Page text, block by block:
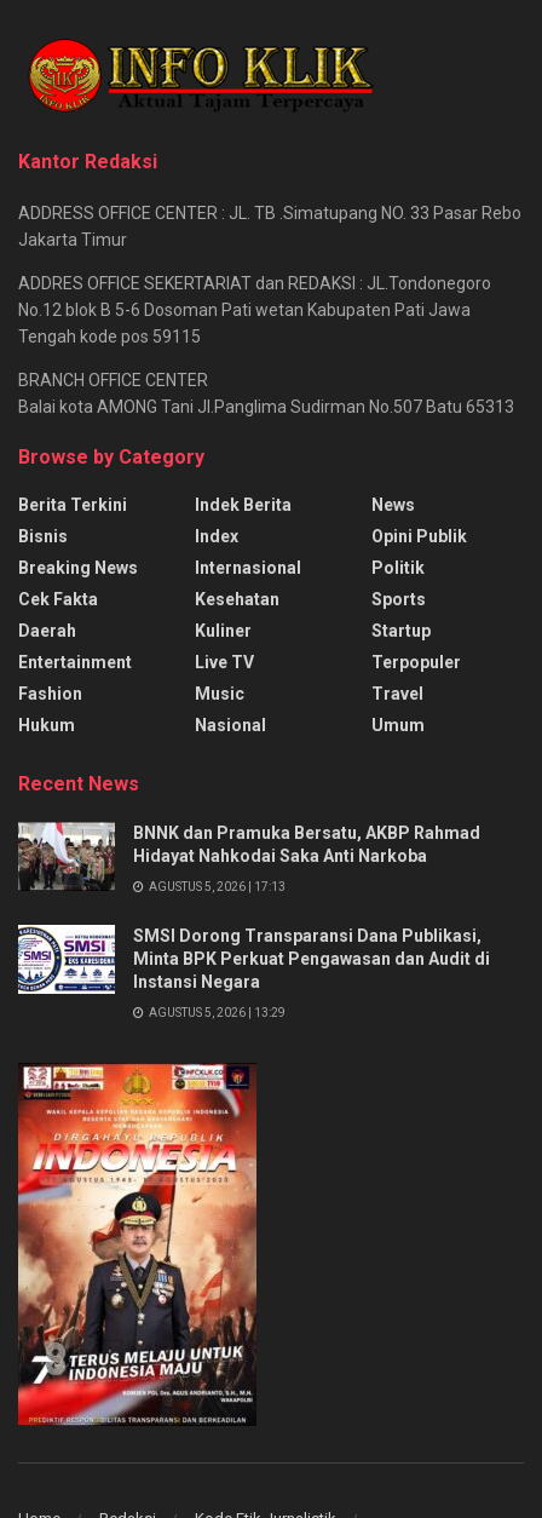
Kantor Redaksi
ADDRESS OFFICE CENTER : JL. TB .Simatupang NO. 33 Pasar Rebo
Jakarta Timur
ADDRES OFFICE SEKERTARIAT dan REDAKSI : JL.Tondonegoro
No.12 blok B 5-6 Dosoman Pati wetan Kabupaten Pati Jawa
Tengah kode pos 59115
BRANCH OFFICE CENTER
Balai kota AMONG Tani Jl.Panglima Sudirman No.507 Batu 65313
Browse by Category
Berita Terkini
Bisnis
Breaking News
Cek Fakta
Daerah
Entertainment
Fashion
Hukum
Indek Berita
Index
Internasional
Kesehatan
Kuliner
Live TV
Music
Nasional
News
Opini Publik
Politik
Sports
Startup
Terpopuler
Travel
Umum
Recent News
BNNK dan Pramuka Bersatu, AKBP Rahmad
Hidayat Nahkodai Saka Anti Narkoba
AGUSTUS 5, 2026 | 17:13
SMSI Dorong Transparansi Dana Publikasi,
Minta BPK Perkuat Pengawasan dan Audit di
Instansi Negara
AGUSTUS 5, 2026 | 13:29